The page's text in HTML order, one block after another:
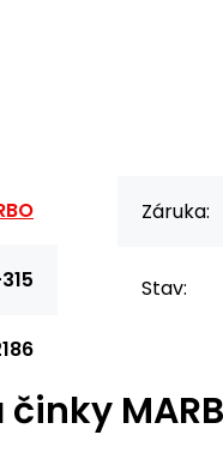
Záruka:
Stav: